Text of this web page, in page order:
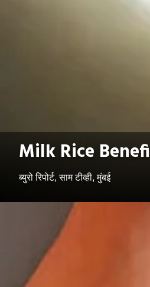
Milk Rice
ब्युरो रिपोर्ट, साम टीव्ही, मुंबई